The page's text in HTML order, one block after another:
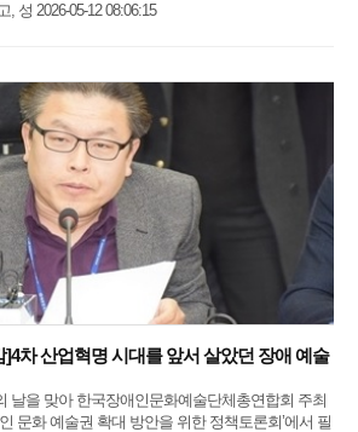
성 2026-05-12 08:06:15
차 산업혁명 시대를 앞서 살았던 장애 예술
날을 맞아 한국장애인문화예술단체총연합회 주최
문화 예술권 확대 방안을 위한 정책토론회’에서 필